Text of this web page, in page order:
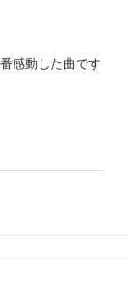
感動した曲です